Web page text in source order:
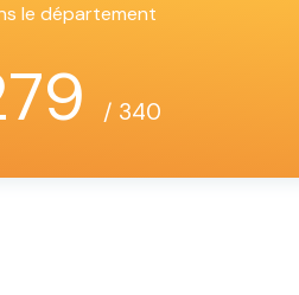
le département
/ 340